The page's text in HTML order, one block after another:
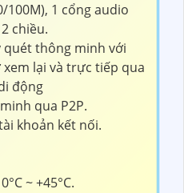
100M), 1 cổng audio
chiều.
quét thông minh với
lại và trực tiếp qua
động
qua P2P.
khoản kết nối.
~ +45°C.